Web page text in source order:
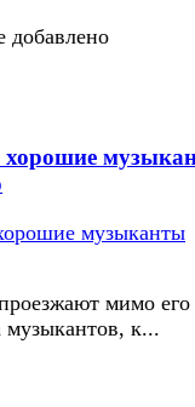
добавлено
хорошие
мимо его
музыкантов, к...